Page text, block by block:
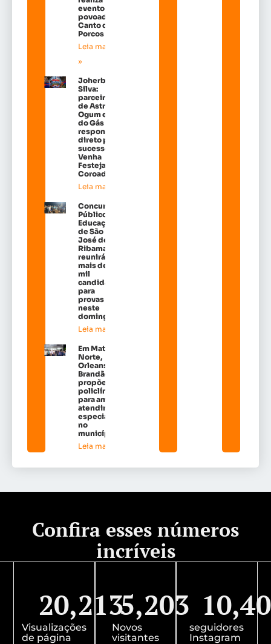
evento no
povoado
Canto dos
Porcos
Leia mais
»
Joherbeth
Silva:
parceiro fiel
de Astro de
Ogum e Ana
do Gás ,
responsável
direto pelo
sucesso do
Venha
Festejar do
Coroadinho
Leia mais »
Concurso
Público da
Educação
de São
José de
Ribamar
reunirá
mais de 38
mil
candidatos
para
provas
neste
domingo
Leia mais »
Em Matões do
Norte,
Orleans
Brandão
propõe
policlínicas
para ampliar
atendimento
especializado
no
município*
Leia mais »
Confira esses números
incríveis
Visualizações
de página
20,213
Novos
visitantes
5,203
seguidores
Instagram